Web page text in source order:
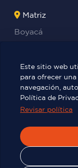
Matriz
Boyacá
Teresa
Benites Ayala
Este sitio web
para ofrecer
navegación,
Política de
Revisar política